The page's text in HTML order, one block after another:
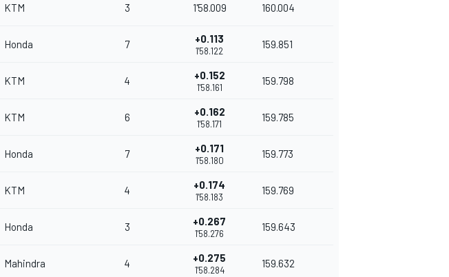
KTM 3 1'58.009 160.004
Honda 7 +0.113
1'58.122
159.851
KTM 4 +0.152
1'58.161
159.798
KTM 6 +0.162
1'58.171
159.785
Honda 7 +0.171
1'58.180
159.773
KTM 4 +0.174
1'58.183
159.769
Honda 3 +0.267
1'58.276
159.643
Mahindra 4 +0.275
1'58.284
159.632